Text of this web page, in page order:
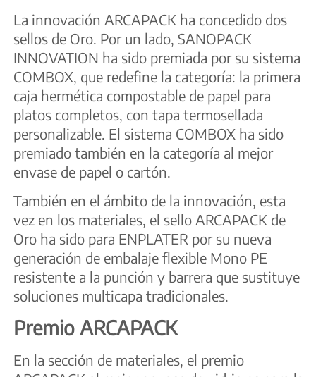
La innovación ARCAPACK ha concedido dos
sellos de Oro. Por un lado, SANOPACK
INNOVATION ha sido premiada por su sistema
COMBOX, que redefine la categoría: la primera
caja hermética compostable de papel para
platos completos, con tapa termosellada
personalizable. El sistema COMBOX ha sido
premiado también en la categoría al mejor
envase de papel o cartón.
También en el ámbito de la innovación, esta
vez en los materiales, el sello ARCAPACK de
Oro ha sido para ENPLATER por su nueva
generación de embalaje flexible Mono PE
resistente a la punción y barrera que sustituye
soluciones multicapa tradicionales.
Premio ARCAPACK
En la sección de materiales, el premio